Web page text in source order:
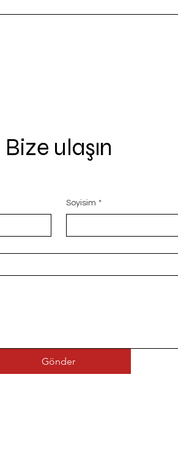
Bize ulaşın
Soyisim *
Gönder